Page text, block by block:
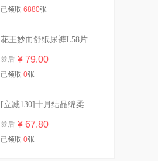
拍10包赠2包共12包无护垫
券后 ¥ 33.90
券后 ¥ 39.88
已领取 6880张
花王妙而舒纸尿裤L58片
券后 ¥ 79.00
已领取 0张
[立减130]十月结晶绵柔巾加厚洗脸巾80抽*10
券后 ¥ 67.80
已领取 0张